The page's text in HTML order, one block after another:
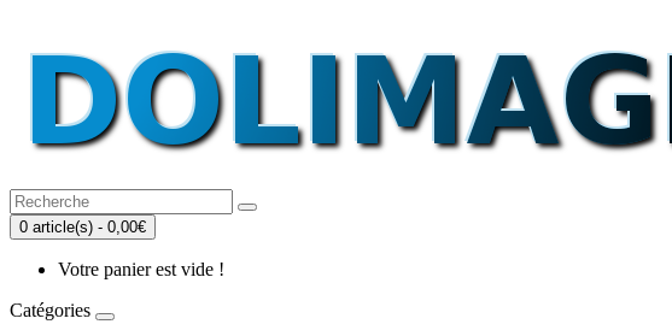
0 article(s) - 0,00€
Votre panier est vide !
Catégories